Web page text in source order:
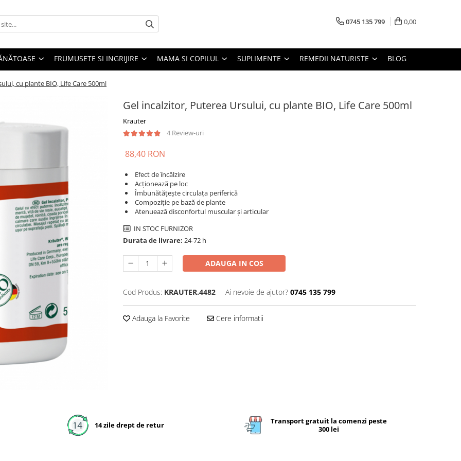
0745 135 799 0,00
FRUMUSETE SI INGRIJIRE MAMA SI COPILUL SUPLIMENTE REMEDII NATURISTE BLOG
cu plante BIO, Life Care 500ml
Gel incalzitor, Puterea Ursului, cu plante BIO, Life Care 500ml
Krauter
4 Review-uri
88,40 RON
Efect de încălzire
Acționează pe loc
Îmbunătățește circulața periferică
Compoziție pe bază de plante
Atenuează disconfortul muscular și articular
IN STOC FURNIZOR
Durata de livrare: 24-72 h
ADAUGA IN COS
Cod Produs: KRAUTER.4482 Ai nevoie de ajutor? 0745 135 799
Adauga la Favorite Cere informatii
14 zile drept de retur
Transport gratuit la comenzi peste
300 lei